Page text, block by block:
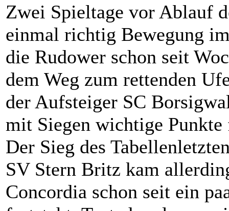
Zwei Spieltage vor Ablauf
einmal richtig Bewegung
die Rudower schon seit
dem Weg zum rettenden
der Aufsteiger SC
mit Siegen wichtige
Der Sieg des
SV Stern Britz kam
Concordia schon seit ein